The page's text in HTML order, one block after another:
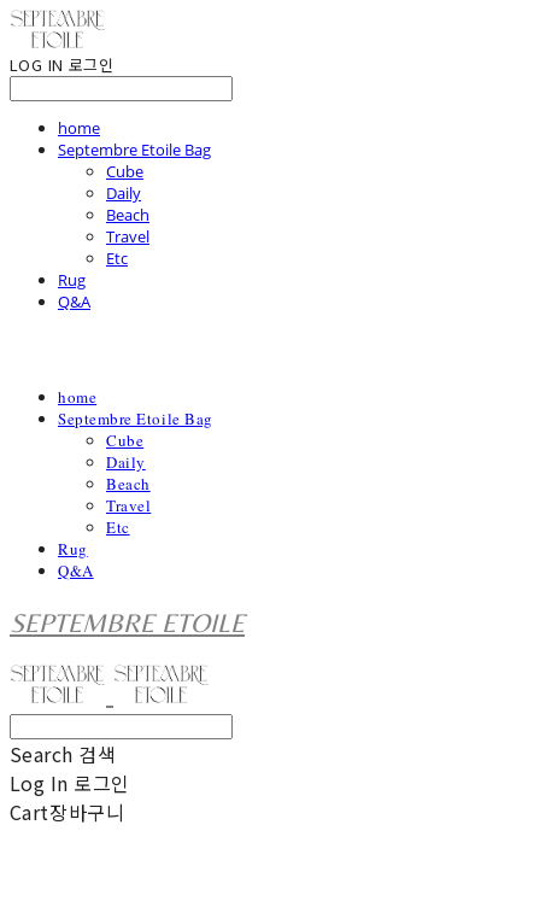
LOG IN 로그인
home
Septembre Etoile Bag
Cube
Daily
Beach
Travel
Etc
Rug
Q&A
home
Septembre Etoile Bag
Cube
Daily
Beach
Travel
Etc
Rug
Q&A
SEPTEMBRE ETOILE
Search 검색
Log In 로그인
Cart장바구니